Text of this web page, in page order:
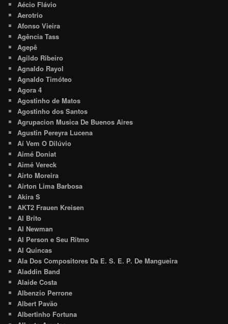
Aécio Flávio
Aerotrio
Afonso Vieira
Agência Tass
Agepê
Agildo Ribeiro
Agnaldo Rayol
Agnaldo Timóteo
Agora 4
Agostinho de Matos
Agostinho dos Santos
Agrupacion Musica De Buenos Aires
Agustin Pereyra Lucena
Aí Vem O Dilúvio
Aimé Doniat
Aimé Vereck
Airto Moreira
Airton Lima Barbosa
Akira S
AKT2 Frauen Kreisen
Al Brito
Al Newman
Al Person e Seu Ritmo
Al Quincas
Ala Dos Compositores Da E. S. E. P. De Mangueira
Aladdin Band
Alaide Costa
Albenzio Perrone
Albert Pavão
Albertinho Fortuna